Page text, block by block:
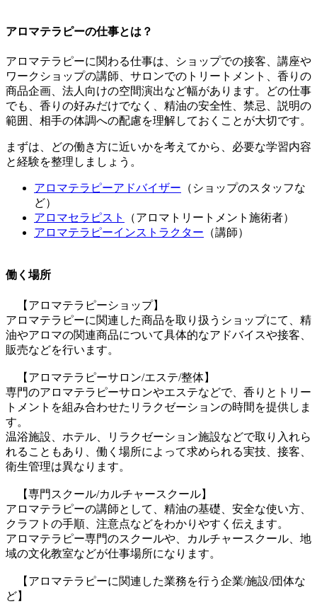
アロマテラピーの仕事とは？
アロマテラピーに関わる仕事は、ショップでの接客、講座や
ワークショップの講師、サロンでのトリートメント、香りの
商品企画、法人向けの空間演出など幅があります。どの仕事
でも、香りの好みだけでなく、精油の安全性、禁忌、説明の
範囲、相手の体調への配慮を理解しておくことが大切です。
まずは、どの働き方に近いかを考えてから、必要な学習内容
と経験を整理しましょう。
アロマテラピーアドバイザー （ショップのスタッフな
ど）
アロマセラピスト
（アロマトリートメント施術者）
アロマテラピーインストラクター （講師）
働く場所
【アロマテラピーショップ】
アロマテラピーに関連した商品を取り扱うショップにて、精
油やアロマの関連商品について具体的なアドバイスや接客、
販売などを行います。
【アロマテラピーサロン/エステ/整体】
専門のアロマテラピーサロンやエステなどで、香りとトリー
トメントを組み合わせたリラクゼーションの時間を提供しま
す。
温浴施設、ホテル、リラクゼーション施設などで取り入れら
れることもあり、働く場所によって求められる実技、接客、
衛生管理は異なります。
【専門スクール/カルチャースクール】
アロマテラピーの講師として、精油の基礎、安全な使い方、
クラフトの手順、注意点などをわかりやすく伝えます。
アロマテラピー専門のスクールや、カルチャースクール、地
域の文化教室などが仕事場所になります。
【アロマテラピーに関連した業務を行う企業/施設/団体な
ど】